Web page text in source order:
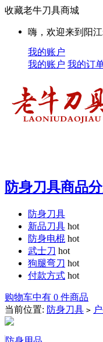
收藏老牛刀具商城
嗨，欢迎来到阳
我的账户
我的账户 我的订
防身刀具商品
防身刀具
新品刀具 hot
防身电棍 hot
武士刀 hot
狗腿弯刀 hot
付款方式 hot
购物车中有 0 件商品
当前位置: 防身刀具 >